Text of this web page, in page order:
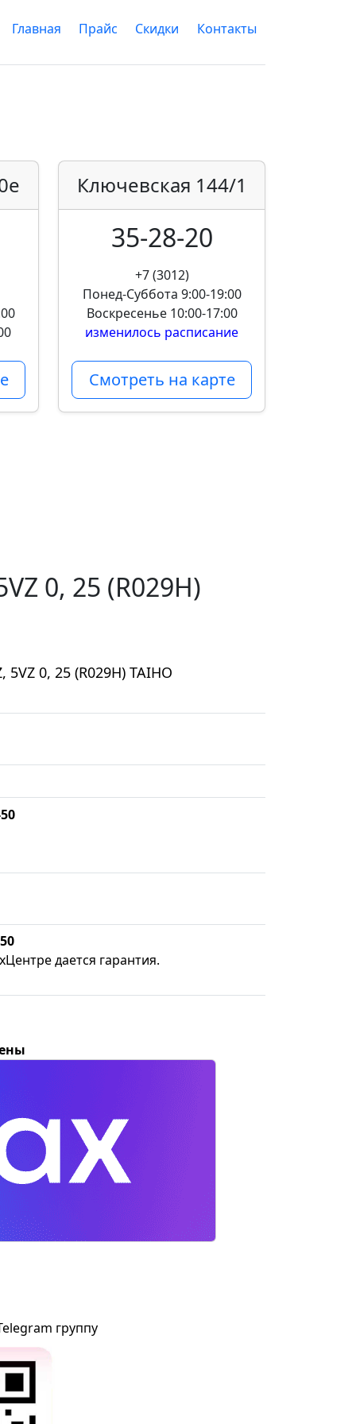
Главная Прайс Скидки Контакты
Ключевская 144/1
35-28-20
+7 (3012)
Понед-Суббота 9:00-19:00
Воскресенье 10:00-17:00
изменилось расписание
Смотреть на карте
0, 25 (R029H)
0, 25 (R029H) TAIHO
дается гарантия.
группу